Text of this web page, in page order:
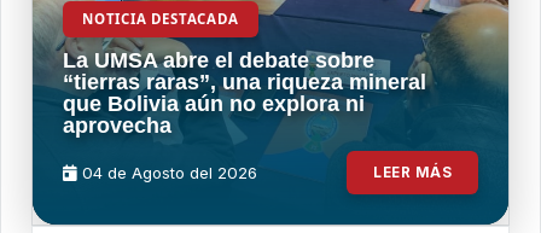
NOTICIA DESTACADA
La UMSA abre el debate sobre
“tierras raras”, una riqueza mineral
que Bolivia aún no explora ni
aprovecha
04 de Agosto del 2026 LEER MÁS